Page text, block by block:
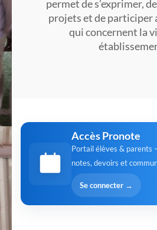
permet de s’exprimer,
projets et de participer
qui concernent la
Accès Pronote
Portail élèves & parents
notes, devoirs et
Se connecter →